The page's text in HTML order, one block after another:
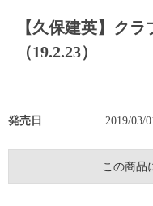
【久保建英】ク
（19.2.23）
発売日 2019/03/
この商品